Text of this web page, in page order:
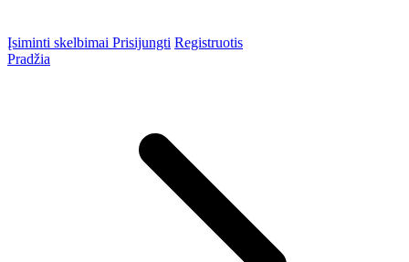
Įsiminti skelbimai Prisijungti Registruotis
Pradžia